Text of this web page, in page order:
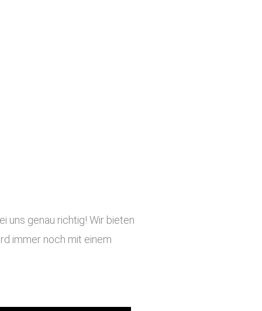
uns genau richtig! Wir bieten
immer noch mit einem